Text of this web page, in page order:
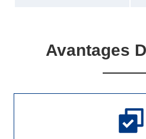
Avantages